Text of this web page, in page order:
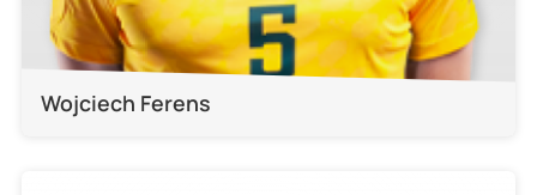
Wojciech Ferens